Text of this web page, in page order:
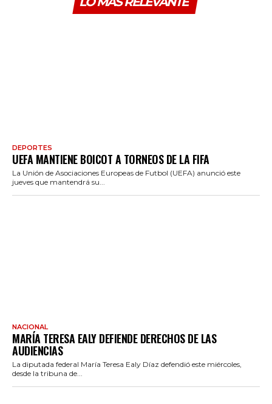
DEPORTES
UEFA MANTIENE BOICOT A TORNEOS DE LA FIFA
La Unión de Asociaciones Europeas de Futbol (UEFA) anunció este
jueves que mantendrá su...
NACIONAL
MARÍA TERESA EALY DEFIENDE DERECHOS DE LAS
AUDIENCIAS
La diputada federal María Teresa Ealy Díaz defendió este miércoles,
desde la tribuna de...